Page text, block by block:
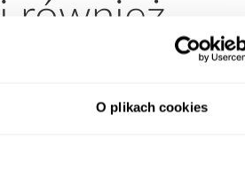
O plikach cookies
również